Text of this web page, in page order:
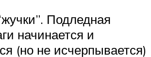
Подледная
начинается и
(но не исчерпывается)